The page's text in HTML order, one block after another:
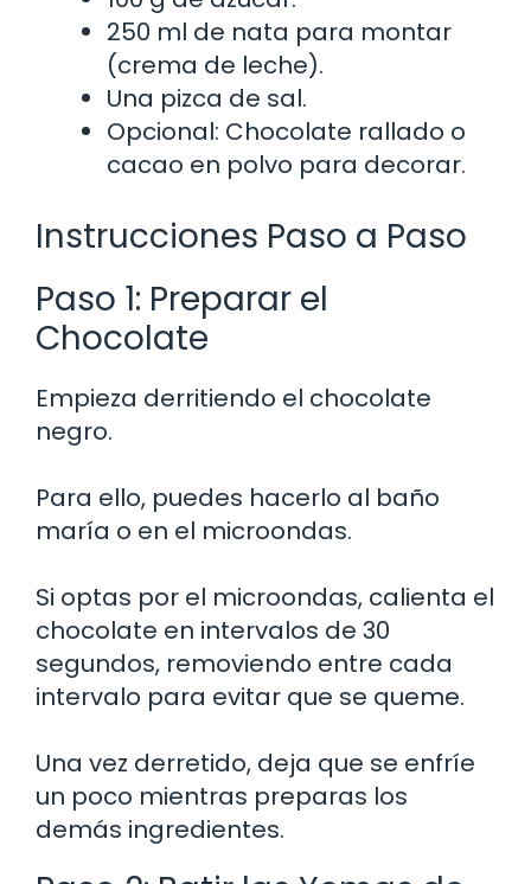
250 ml de nata para montar
(crema de leche).
Una pizca de sal.
Opcional: Chocolate rallado o
cacao en polvo para decorar.
Instrucciones Paso a Paso
Paso 1: Preparar el
Chocolate
Empieza derritiendo el chocolate
negro.
Para ello, puedes hacerlo al baño
maría o en el microondas.
Si optas por el microondas, calienta el
chocolate en intervalos de 30
segundos, removiendo entre cada
intervalo para evitar que se queme.
Una vez derretido, deja que se enfríe
un poco mientras preparas los
demás ingredientes.